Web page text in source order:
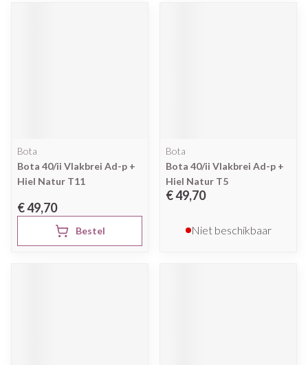
Bota
Bota 40/ii Vlakbrei Ad-p +
Hiel Natur T11
€ 49,70
Bestel
Bota
Bota 40/ii Vlakbrei Ad-p +
Hiel Natur T5
€ 49,70
Niet beschikbaar